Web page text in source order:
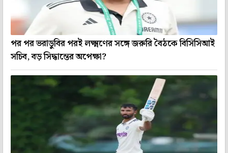
পর পর ভরাডুবির পরই লক্ষ্মণের সঙ্গে জরুরি বৈঠকে বিসিসিআই
সচিব, বড় সিদ্ধান্তের অপেক্ষা?